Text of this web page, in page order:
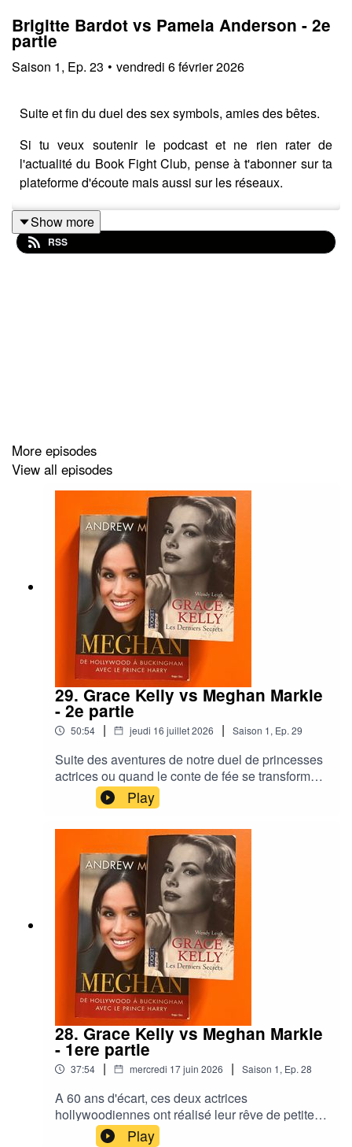
Brigitte Bardot vs Pamela Anderson - 2e
partie
Saison 1, Ep. 23 • vendredi 6 février 2026
Suite et fin du duel des sex symbols, amies des bêtes.
Si tu veux soutenir le podcast et ne rien rater de
l'actualité du Book Fight Club, pense à t'abonner sur ta
plateforme d'écoute mais aussi sur les réseaux.
Là, t'as tous les liens pour ça :
Show more
RSS
More episodes
View all episodes
29. Grace Kelly vs Meghan Markle
- 2e partie
50:54 | jeudi 16 juillet 2026 | Saison 1, Ep. 29
Suite des aventures de notre duel de princesses
actrices ou quand le conte de fée se transforme
en cauchemar et que la liberté se paie très cher...
Play
28. Grace Kelly vs Meghan Markle
- 1ere partie
37:54 | mercredi 17 juin 2026 | Saison 1, Ep. 28
A 60 ans d'écart, ces deux actrices
hollywoodiennes ont réalisé leur rêve de petite
fille : épouser un prince. Pour le meilleur et
Play